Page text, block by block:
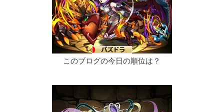
このブログの今日の順位は？